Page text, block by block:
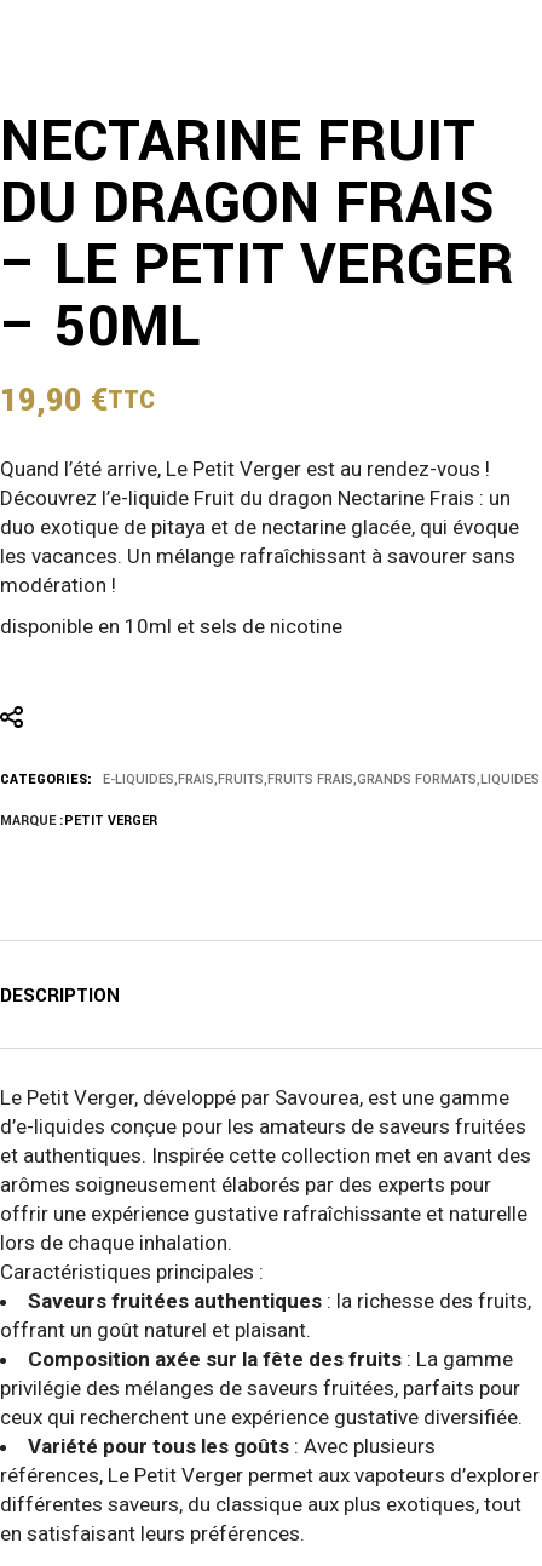
NECTARINE FRUIT
DU DRAGON FRAIS
– LE PETIT VERGER
– 50ML
19,90 €TTC
Quand l’été arrive, Le Petit Verger est au rendez-vous !
Découvrez l’e-liquide Fruit du dragon Nectarine Frais : un
duo exotique de pitaya et de nectarine glacée, qui évoque
les vacances. Un mélange rafraîchissant à savourer sans
modération !
disponible en 10ml et sels de nicotine
CATEGORIES: E-LIQUIDES, FRAIS, FRUITS, FRUITS FRAIS,GRANDS FORMATS, LIQUIDES
MARQUE :PETIT VERGER
DESCRIPTION
Le Petit Verger, développé par Savourea, est une gamme
d’e-liquides conçue pour les amateurs de saveurs fruitées
et authentiques. Inspirée cette collection met en avant des
arômes soigneusement élaborés par des experts pour
offrir une expérience gustative rafraîchissante et naturelle
lors de chaque inhalation.
Caractéristiques principales :
Saveurs fruitées authentiques : la richesse des fruits,
offrant un goût naturel et plaisant.
Composition axée sur la fête des fruits : La gamme
privilégie des mélanges de saveurs fruitées, parfaits pour
ceux qui recherchent une expérience gustative diversifiée.
Variété pour tous les goûts : Avec plusieurs
références, Le Petit Verger permet aux vapoteurs d’explorer
différentes saveurs, du classique aux plus exotiques, tout
en satisfaisant leurs préférences.